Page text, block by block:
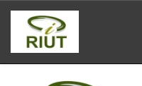
Skip
navigation